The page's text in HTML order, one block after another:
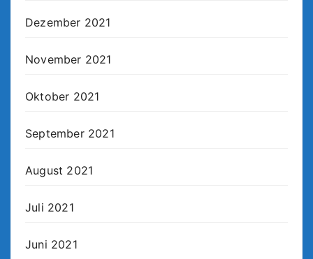
Dezember 2021
November 2021
Oktober 2021
September 2021
August 2021
Juli 2021
Juni 2021